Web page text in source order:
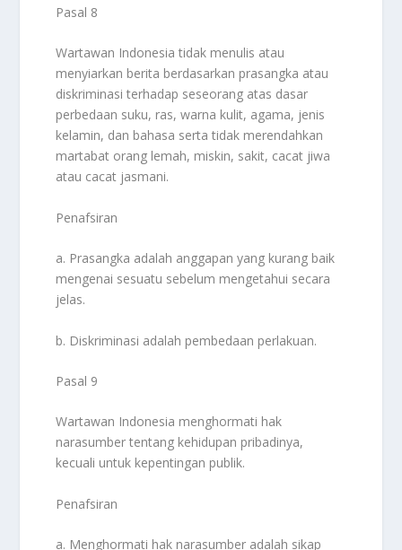
Pasal 8
Wartawan Indonesia tidak menulis atau
menyiarkan berita berdasarkan prasangka atau
diskriminasi terhadap seseorang atas dasar
perbedaan suku, ras, warna kulit, agama, jenis
kelamin, dan bahasa serta tidak merendahkan
martabat orang lemah, miskin, sakit, cacat jiwa
atau cacat jasmani.
Penafsiran
a. Prasangka adalah anggapan yang kurang baik
mengenai sesuatu sebelum mengetahui secara
jelas.
b. Diskriminasi adalah pembedaan perlakuan.
Pasal 9
Wartawan Indonesia menghormati hak
narasumber tentang kehidupan pribadinya,
kecuali untuk kepentingan publik.
Penafsiran
a. Menghormati hak narasumber adalah sikap